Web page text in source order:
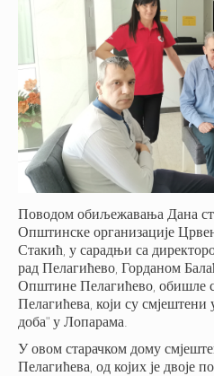
Поводом обиљежавања Дана
Општинске организације
Стакић, у сарадњи са
рад Пелагићево, Горданом
Општине Пелагићево, обишле
Пелагићева, који су смјештени
доба" у Лопарама.
У овом старачком дому
Пелагићева, од којих је двоје